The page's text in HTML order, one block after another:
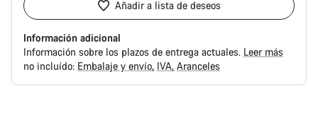
Añadir a lista de deseos
Información adicional
Información sobre los plazos de entrega actuales. Leer más
no incluído: Embalaje y envío IVA Aranceles